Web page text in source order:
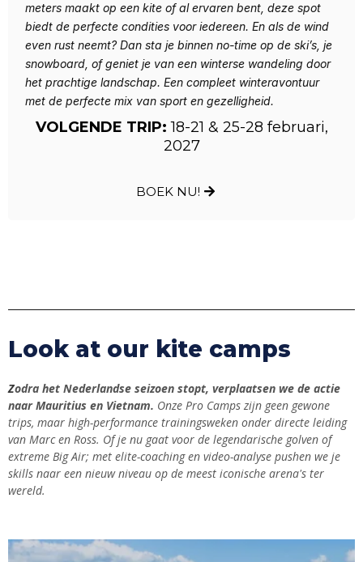
meters maakt op een kite of al ervaren bent, deze spot
biedt de perfecte condities voor iedereen. En als de wind
even rust neemt? Dan sta je binnen no-time op de ski’s, je
snowboard, of geniet je van een winterse wandeling door
het prachtige landschap. Een compleet winteravontuur
met de perfecte mix van sport en gezelligheid.
VOLGENDE TRIP:18-21 & 25-28 februari,
2027
BOEK NU!
Look at our kite camps
Zodra het Nederlandse seizoen stopt, verplaatsen we de actie
naar Mauritius en Vietnam. Onze Pro Camps zijn geen gewone
trips, maar high-performance trainingsweken onder directe leiding
van Marc en Ross. Of je nu gaat voor de legendarische golven of
extreme Big Air; met elite-coaching en video-analyse pushen we je
skills naar een nieuw niveau op de meest iconische arena's ter
wereld.